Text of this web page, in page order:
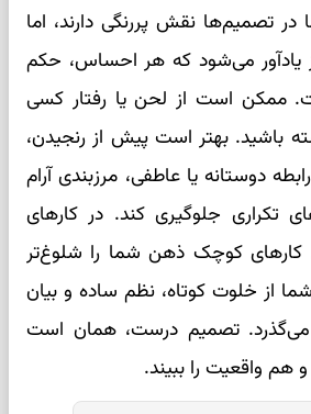
تصمیم‌ها نقش پررنگی دارند، اما
یادآور می‌شود که هر احساس، حکم
ممکن است از لحن یا رفتار کسی
باشید. بهتر است پیش از رنجیدن،
دوستانه یا عاطفی، مرزبندی آرام
تکراری جلوگیری کند. در کارهای
کارهای کوچک ذهن شما را شلوغ‌تر
از خلوت کوتاه، نظم ساده و بیان
تصمیم درست، همان است
هم واقعیت را ببیند.